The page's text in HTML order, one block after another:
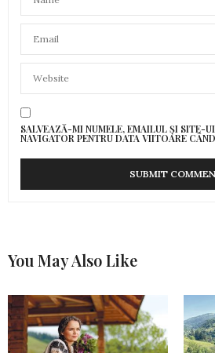
SALVEAZĂ-MI NUMELE, EMAILUL ȘI SITE-
NAVIGATOR PENTRU DATA VIITOARE
You May Also Like